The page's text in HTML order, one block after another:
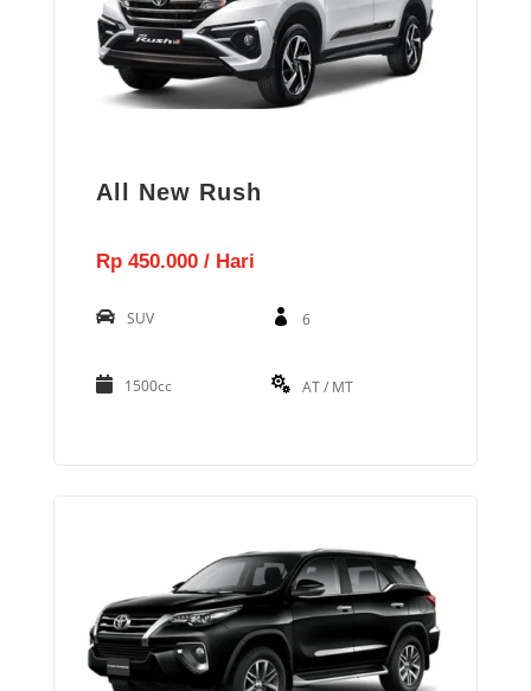
All New Rush
Rp 450.000 / Hari
SUV 6
1500cc AT / MT